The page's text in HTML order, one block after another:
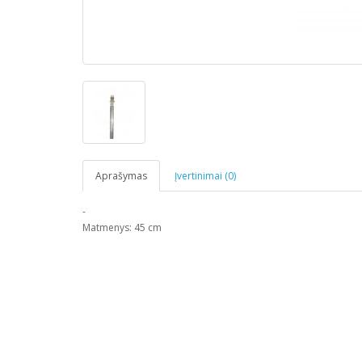
Aprašymas Įvertinimai (0)
-
Matmenys: 45 cm